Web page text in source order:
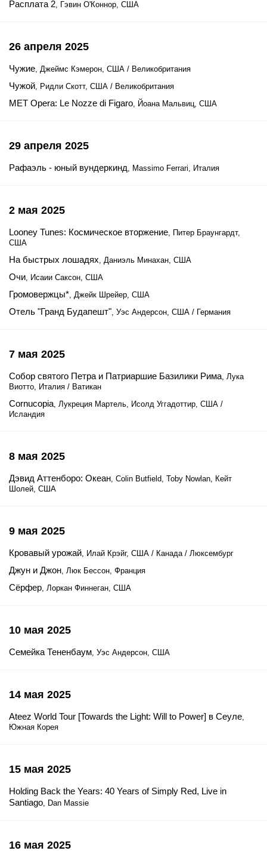
Расплата 2, Гэвин О'Коннор, США
26 апреля 2025
Чужие, Джеймс Кэмерон, США / Великобритания
Чужой, Ридли Скотт, США / Великобритания
MET Opera: Le Nozze di Figaro, Йоана Мальвиц, США
29 апреля 2025
Рафаэль - юный вундеркинд, Massimo Ferrari, Италия
2 мая 2025
Looney Tunes: Космическое вторжение, Питер Браунгардт,
США
На быстрых лошадях, Даниэль Минахан, США
Очи, Исаии Саксон, США
Громовержцы*, Джейк Шрейер, США
Отель "Гранд Будапешт", Уэс Андерсон, США / Германия
7 мая 2025
Собор святого Петра и Патриаршие Базилики Рима, Лука
Виотто, Италия / Ватикан
Cornucopia, Лукреция Мартель, Исолд Уггадоттир, США /
Исландия
8 мая 2025
Дэвид Аттенборо: Океан, Colin Butfield, Toby Nowlan, Кейт
Шолей, США
9 мая 2025
Кровавый урожай, Илай Крэйг, США / Канада / Люксембург
Джун и Джон, Люк Бессон, Франция
Сёрфер, Лоркан Финнеган, США
10 мая 2025
Семейка Тененбаум, Уэс Андерсон, США
14 мая 2025
Ateez World Tour [Towards the Light: Will to Power] в Сеуле,
Южная Корея
15 мая 2025
Holding Back the Years: 40 Years of Simply Red, Live in
Santiago, Dan Massie
16 мая 2025